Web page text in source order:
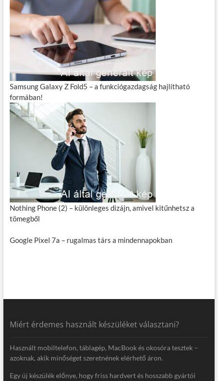
Samsung Galaxy Z Fold5 – a funkciógazdagság hajlítható
formában!
Nothing Phone (2) – különleges dizájn, amivel kitűnhetsz a
tömegből
Google Pixel 7a – rugalmas társ a mindennapokban
Miért érdemes használt készüléket választani?
Használt mobiltelefon, táblagép, MacBook és okosóra tesztek –
azoknak, akik minőséget szeretnének elérhető áron.
Egy új készülék előnye, hogy friss hardvert és hosszabb gyártói